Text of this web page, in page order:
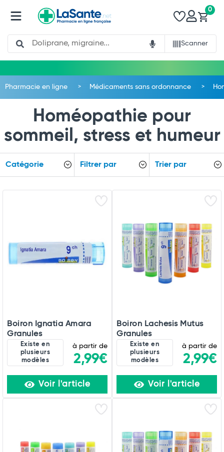
Search
Scanner
0
Total
Pharmacie en ligne Médicaments sans ordonnance
Homéopathie pour
sommeil, stress et humeur
Catégorie Filtrer par Trier par
Boiron Ignatia Amara
Granules
Existe en
plusieurs
modèles
à partir de
2,99€
Voir l'article
Boiron Lachesis Mutus
Granules
Existe en
plusieurs
modèles
à partir de
2,99€
Voir l'article